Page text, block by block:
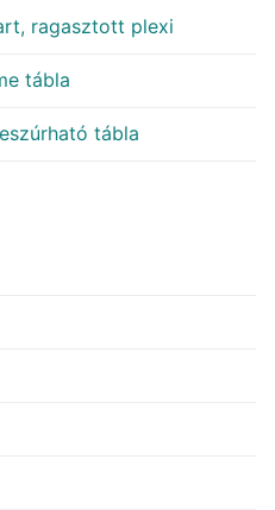
ragasztott plexi
tábla
tábla